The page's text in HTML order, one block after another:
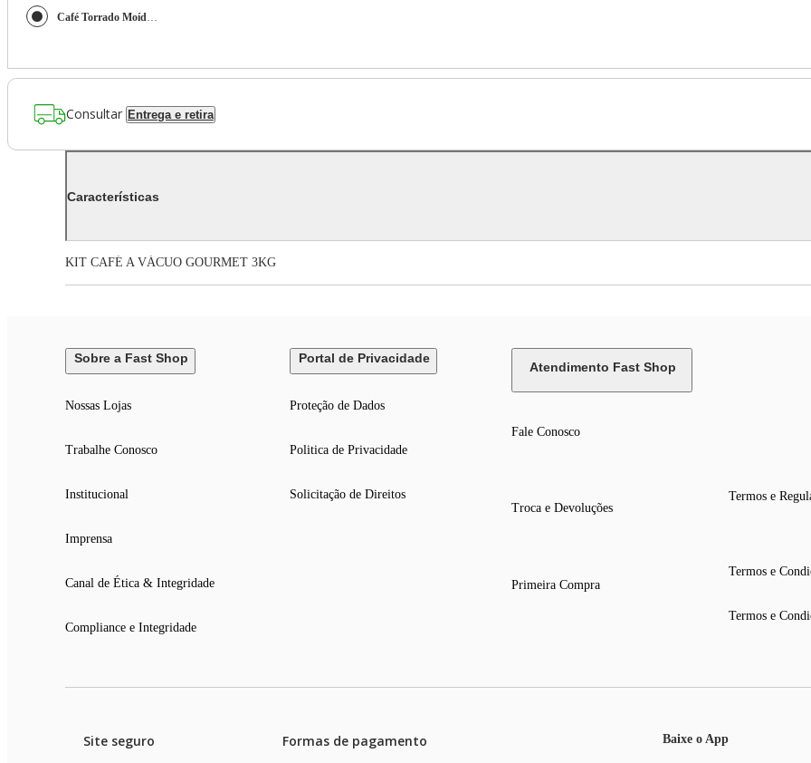
Café Torrado Moído Vácuo América Gourmet - 6 Pacotes De 500g
Consultar Entrega e retira
Características
KIT CAFÉ A VÁCUO GOURMET 3KG
Sobre a Fast Shop
Nossas Lojas
Trabalhe Conosco
Institucional
Imprensa
Canal de Ética & Integridade
Compliance e Integridade
Portal de Privacidade
Proteção de Dados
Politica de Privacidade
Solicitação de Direitos
Atendimento Fast Shop
Fale Conosco
Troca e Devoluções
Primeira Compra
Termos e
Termos e
Termos e
Site seguro Formas de pagamento Baixe o App